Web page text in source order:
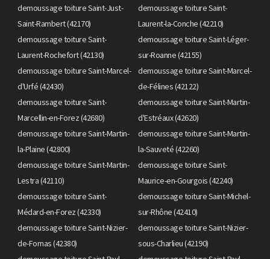
demoussage toiture Saint-Just-
Saint-Rambert (42170)
demoussage toiture Saint-
Laurent-la-Conche (42210)
demoussage toiture Saint-
Laurent-Rochefort (42130)
demoussage toiture Saint-Léger-
sur-Roanne (42155)
demoussage toiture Saint-Marcel-
d'Urfé (42430)
demoussage toiture Saint-Marcel-
de-Félines (42122)
demoussage toiture Saint-
Marcellin-en-Forez (42680)
demoussage toiture Saint-Martin-
d'Estréaux (42620)
demoussage toiture Saint-Martin-
la-Plaine (42800)
demoussage toiture Saint-Martin-
la-Sauveté (42260)
demoussage toiture Saint-Martin-
Lestra (42110)
demoussage toiture Saint-
Maurice-en-Gourgois (42240)
demoussage toiture Saint-
Médard-en-Forez (42330)
demoussage toiture Saint-Michel-
sur-Rhône (42410)
demoussage toiture Saint-Nizier-
de-Fornas (42380)
demoussage toiture Saint-Nizier-
sous-Charlieu (42190)